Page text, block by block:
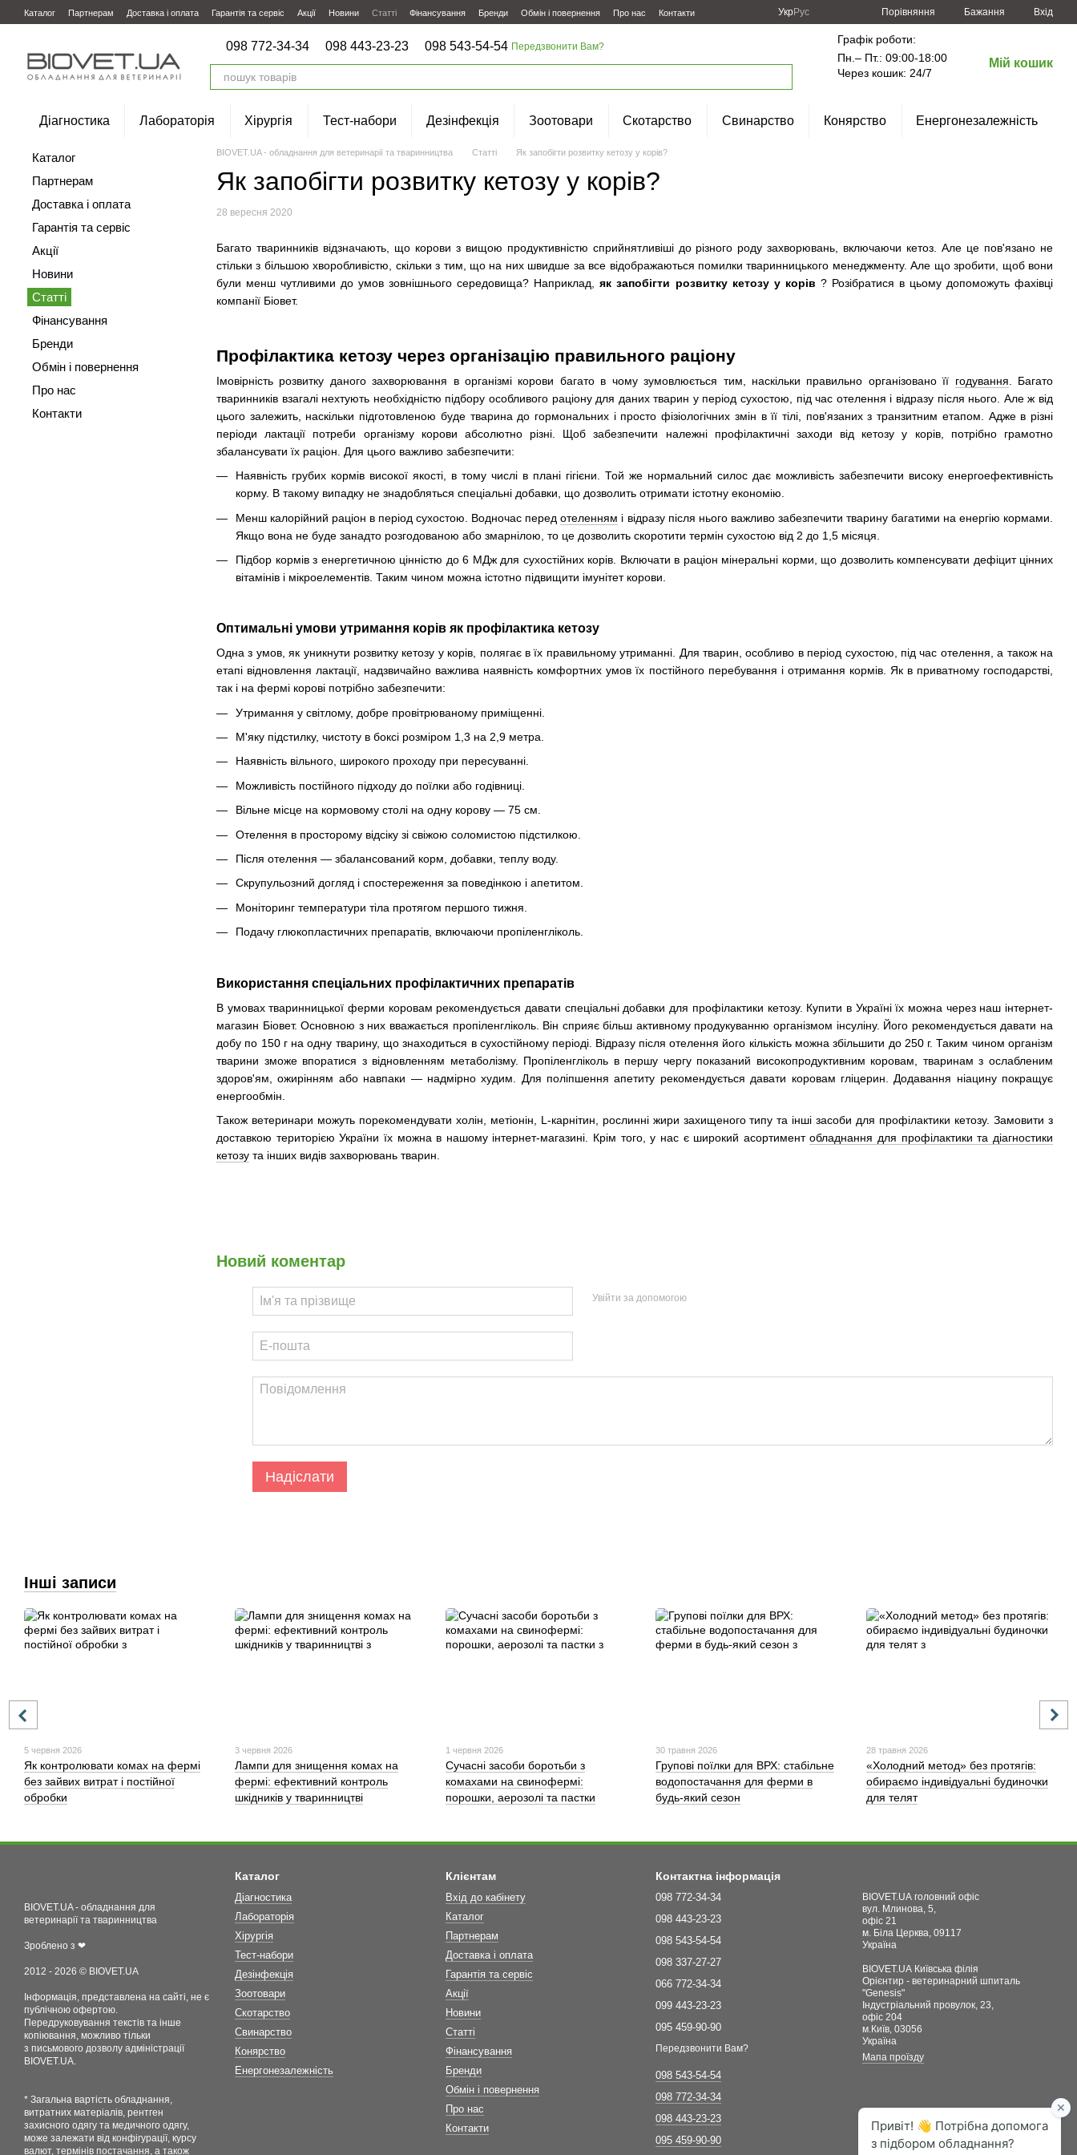
Перейти до основного контенту
Каталог Партнерам Доставка і оплата Гарантія та сервіс Акції Новини Статті Фінансування Бренди Обмін і повернення Про нас Контакти УкрРус Порівняння Бажання Вхід
098 772-34-34 098 443-23-23 098 543-54-54 Передзвонити Вам?
Графік роботи:
Пн.– Пт.: 09:00-18:00
Через кошик: 24/7
Мій кошик
Діагностика Лабораторія Хірургія Тест-набори Дезінфекція Зоотовари Скотарство Свинарство Конярство Енергонезалежність
BIOVET.UA - обладнання для ветеринарії та тваринництва Статті Як запобігти розвитку кетозу у корів?
Як запобігти розвитку кетозу у корів?
28 вересня 2020
Багато тваринників відзначають, що корови з вищою продуктивністю сприйнятливіші до різного роду захворювань, включаючи кетоз. Але це пов'язано не
стільки з більшою хворобливістю, скільки з тим, що на них швидше за все відображаються помилки тваринницького менеджменту. Але що зробити, щоб вони
були менш чутливими до умов зовнішнього середовища? Наприклад,як запобігти розвитку кетозу у корів ? Розібратися в цьому допоможуть фахівці
компанії Біовет.
Профілактика кетозу через організацію правильного раціону
Імовірність розвитку даного захворювання в організмі корови багато в чому зумовлюється тим, наскільки правильно організовано її годування . Багато
тваринників взагалі нехтують необхідністю підбору особливого раціону для даних тварин у період сухостою, під час отелення і відразу після нього. Але ж від
цього залежить, наскільки підготовленою буде тварина до гормональних і просто фізіологічних змін в її тілі, пов'язаних з транзитним етапом. Адже в різні
періоди лактації потреби організму корови абсолютно різні. Щоб забезпечити належні профілактичні заходи від кетозу у корів, потрібно грамотно
збалансувати їх раціон. Для цього важливо забезпечити:
Наявність грубих кормів високої якості, в тому числі в плані гігієни. Той же нормальний силос дає можливість забезпечити високу енергоефективність
корму. В такому випадку не знадобляться спеціальні добавки, що дозволить отримати істотну економію.
Менш калорійний раціон в період сухостою. Водночас передотеленням і відразу після нього важливо забезпечити тварину багатими на енергію кормами.
Якщо вона не буде занадто розгодованою або змарнілою, то це дозволить скоротити термін сухостою від 2 до 1,5 місяця.
Підбор кормів з енергетичною цінністю до 6 МДж для сухостійних корів. Включати в раціон мінеральні корми, що дозволить компенсувати дефіцит цінних
вітамінів і мікроелементів. Таким чином можна істотно підвищити імунітет корови.
Оптимальні умови утримання корів як профілактика кетозу
Одна з умов, як уникнути розвитку кетозу у корів, полягає в їх правильному утриманні. Для тварин, особливо в період сухостою, під час отелення, а також на
етапі відновлення лактації, надзвичайно важлива наявність комфортних умов їх постійного перебування і отримання кормів. Як в приватному господарстві,
так і на фермі корові потрібно забезпечити:
Утримання у світлому, добре провітрюваному приміщенні.
М'яку підстилку, чистоту в боксі розміром 1,3 на 2,9 метра.
Наявність вільного, широкого проходу при пересуванні.
Можливість постійного підходу до поїлки або годівниці.
Вільне місце на кормовому столі на одну корову — 75 см.
Отелення в просторому відсіку зі свіжою соломистою підстилкою.
Після отелення — збалансований корм, добавки, теплу воду.
Скрупульозний догляд і спостереження за поведінкою і апетитом.
Моніторинг температури тіла протягом першого тижня.
Подачу глюкопластичних препаратів, включаючи пропіленгліколь.
Використання спеціальних профілактичних препаратів
В умовах тваринницької ферми коровам рекомендується давати спеціальні добавки для профілактики кетозу. Купити в Україні їх можна через наш інтернет-
магазин Біовет. Основною з них вважається пропіленгліколь. Він сприяє більш активному продукуванню організмом інсуліну. Його рекомендується давати на
добу по 150 г на одну тварину, що знаходиться в сухостійному періоді. Відразу після отелення його кількість можна збільшити до 250 г. Таким чином організм
тварини зможе впоратися з відновленням метаболізму. Пропіленгліколь в першу чергу показаний високопродуктивним коровам, тваринам з ослабленим
здоров'ям, ожирінням або навпаки — надмірно худим. Для поліпшення апетиту рекомендується давати коровам гліцерин. Додавання ніацину покращує
енергообмін.
Також ветеринари можуть порекомендувати холін, метіонін, L-карнітин, рослинні жири захищеного типу та інші засоби для профілактики кетозу. Замовити з
доставкою територією України їх можна в нашому інтернет-магазині. Крім того, у нас є широкий асортиментобладнання для профілактики та діагностики
кетозу та інших видів захворювань тварин.
Новий коментар
Увійти за допомогою
Надіслати
Каталог
Партнерам
Доставка і оплата
Гарантія та сервіс
Акції
Новини
Статті
Фінансування
Бренди
Обмін і повернення
Про нас
Контакти
Інші записи
5 червня 2026
Як контролювати комах на фермі
без зайвих витрат і постійної
обробки
3 червня 2026
Лампи для знищення комах на
фермі: ефективний контроль
шкідників у тваринництві
1 червня 2026
Сучасні засоби боротьби з
комахами на свинофермі:
порошки, аерозолі та пастки
30 травня 2026
Групові поїлки для ВРХ: стабільне
водопостачання для ферми в
будь-який сезон
28 травня 2026
«Холодний метод» без протягів:
обираємо індивідуальні будиночки
для телят
BIOVET.UA - обладнання для
ветеринарії та тваринництва
Зроблено з ❤
2012 - 2026 © BIOVET.UA
Інформація, представлена на сайті, не є
публічною офертою.
Передруковування текстів та інше
копіювання, можливо тільки
з письмового дозволу адміністрації
BIOVET.UA.
* Загальна вартість обладнання,
витратних матеріалів, рентген
захисного одягу та медичного одягу,
може залежати від конфігурації, курсу
валют, термінів постачання, а також
Каталог
Діагностика
Лабораторія
Хірургія
Тест-набори
Дезінфекція
Зоотовари
Скотарство
Свинарство
Конярство
Енергонезалежність
Клієнтам
Вхід до кабінету
Каталог
Партнерам
Доставка і оплата
Гарантія та сервіс
Акції
Новини
Статті
Фінансування
Бренди
Обмін і повернення
Про нас
Контакти
Контактна інформація
098 772-34-34
098 443-23-23
098 543-54-54
098 337-27-27
066 772-34-34
099 443-23-23
095 459-90-90
Передзвонити Вам?
098 543-54-54
098 772-34-34
098 443-23-23
095 459-90-90
BIOVET.UA головний офіс
вул. Млинова, 5,
офіс 21
м. Біла Церква, 09117
Україна
BIOVET.UA Київська філія
Орієнтир - ветеринарний шпиталь
"Genesis"
Індустріальний провулок, 23,
офіс 204
м.Київ, 03056
Україна
Мапа проїзду